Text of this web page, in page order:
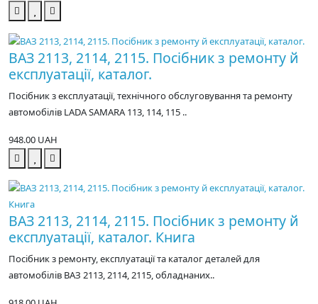
ВАЗ 2113, 2114, 2115. Посібник з ремонту й
експлуатації, каталог.
Посібник з експлуатації, технічного обслуговування та ремонту
автомобілів LADA SAMARA 113, 114, 115 ..
948.00 UAH
ВАЗ 2113, 2114, 2115. Посібник з ремонту й
експлуатації, каталог. Книга
Посібник з ремонту, експлуатації та каталог деталей для
автомобілів ВАЗ 2113, 2114, 2115, обладнаних..